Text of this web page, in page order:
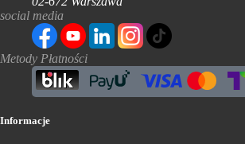
social media
Metody Płatności
Informacje